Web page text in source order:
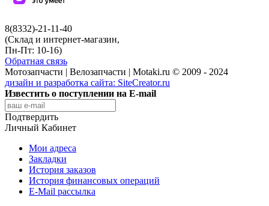
8(8332)-21-11-40
(Склад и интернет-магазин,
Пн-Пт: 10-16)
Обратная связь
Мотозапчасти | Велозапчасти | Motaki.ru © 2009 - 2024
дизайн и разработка сайта: SiteCreator.ru
Известить о поступлении на E-mail
Подтвердить
Личный Кабинет
Мои адреса
Закладки
История заказов
История финансовых операций
E-Mail рассылка